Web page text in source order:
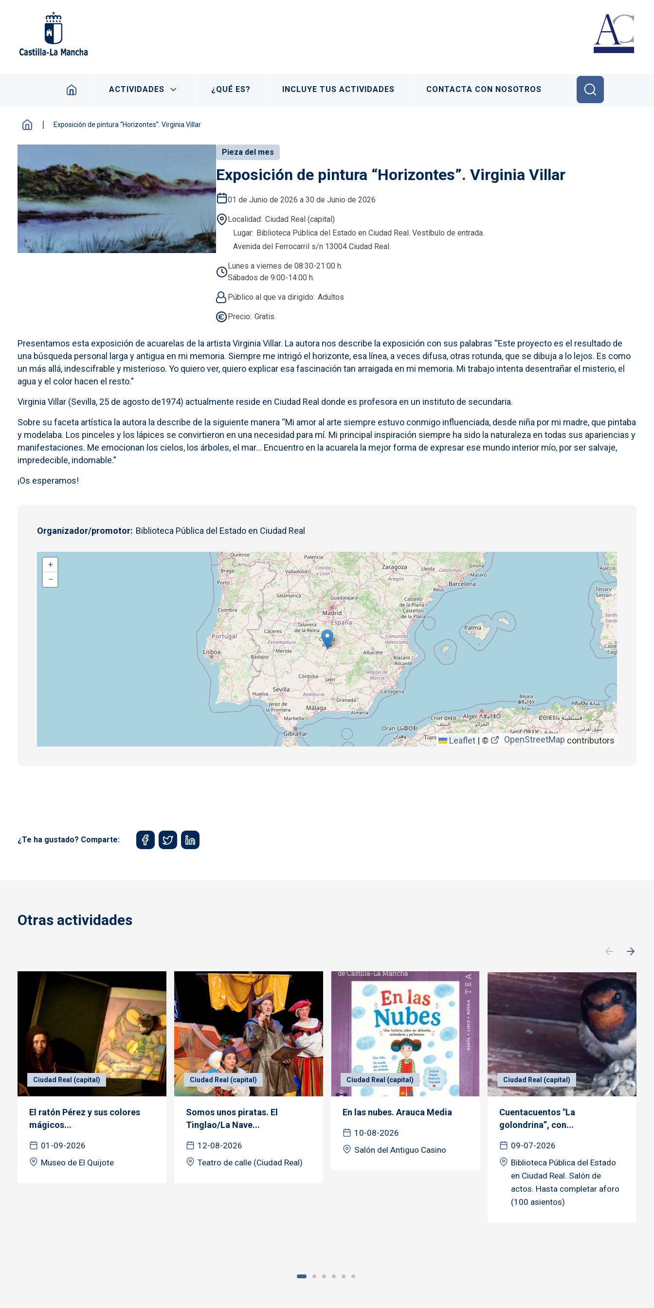
Navegación principal
ACTIVIDADES ¿QUÉ ES? INCLUYE TUS ACTIVIDADES CONTACTA CON NOSOTROS
Exposición de pintura “Horizontes”. Virginia Villar
Pieza del mes
Exposición de pintura “Horizontes”. Virginia Villar
01 de Junio de 2026 a 30 de Junio de 2026
Localidad Ciudad Real (capital)
Lugar Biblioteca Pública del Estado en Ciudad Real. Vestíbulo de entrada.
Avenida del Ferrocarril s/n 13004 Ciudad Real.
Lunes a viernes de 08:30-21:00 h.
Sábados de 9:00-14:00 h.
Público al que va dirigido Adultos
Precio Gratis.
Presentamos esta exposición de acuarelas de la artista Virginia Villar. La autora nos describe la exposición con sus palabras “Este proyecto es el resultado de
una búsqueda personal larga y antigua en mi memoria. Siempre me intrigó el horizonte, esa línea, a veces difusa, otras rotunda, que se dibuja a lo lejos. Es como
un más allá, indescifrable y misterioso. Yo quiero ver, quiero explicar esa fascinación tan arraigada en mi memoria. Mi trabajo intenta desentrañar el misterio, el
agua y el color hacen el resto.”
Virginia Villar (Sevilla, 25 de agosto de1974) actualmente reside en Ciudad Real donde es profesora en un instituto de secundaria.
Sobre su faceta artística la autora la describe de la siguiente manera “Mi amor al arte siempre estuvo conmigo influenciada, desde niña por mi madre, que pintaba
y modelaba. Los pinceles y los lápices se convirtieron en una necesidad para mí. Mi principal inspiración siempre ha sido la naturaleza en todas sus apariencias y
manifestaciones. Me emocionan los cielos, los árboles, el mar… Encuentro en la acuarela la mejor forma de expresar ese mundo interior mío, por ser salvaje,
impredecible, indomable.”
¡Os esperamos!
Organizador/promotor Biblioteca Pública del Estado en Ciudad Real
+
−
Leaflet | © OpenStreetMap contributors
¿Te ha gustado? Comparte:
Otras actividades
Ciudad Real (capital)
El ratón Pérez y sus colores
mágicos...
01-09-2026
Museo de El Quijote
Ciudad Real (capital)
Somos unos piratas. El
Tinglao/La Nave...
12-08-2026
Teatro de calle (Ciudad Real)
Ciudad Real (capital)
En las nubes. Arauca Media
10-08-2026
Salón del Antiguo Casino
Ciudad Real (capital)
Cuentacuentos "La
golondrina”, con...
09-07-2026
Biblioteca Pública del Estado
en Ciudad Real. Salón de
actos. Hasta completar aforo
(100 asientos)